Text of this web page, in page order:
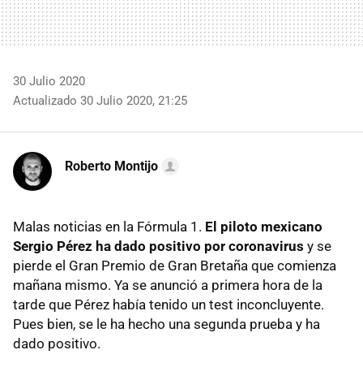
30 Julio 2020
Actualizado 30 Julio 2020, 21:25
Roberto Montijo
Malas noticias en la Fórmula 1. El piloto mexicano
Sergio Pérez ha dado positivo por coronavirus y se
pierde el Gran Premio de Gran Bretaña que comienza
mañana mismo. Ya se anunció a primera hora de la
tarde que Pérez había tenido un test inconcluyente.
Pues bien, se le ha hecho una segunda prueba y ha
dado positivo.